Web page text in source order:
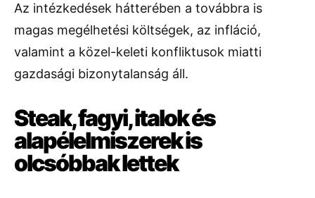
Az intézkedések hátterében a továbbra is
magas megélhetési költségek, az infláció,
valamint a közel-keleti konfliktusok miatti
gazdasági bizonytalanság áll.
Steak, fagyi, italok és
alapélelmiszerek is
olcsóbbak lettek